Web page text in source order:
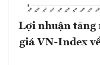
Lợi nhuận tăng
giá VN-Index